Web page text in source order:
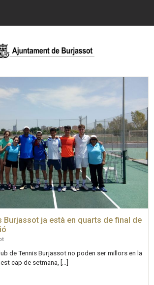
Burjassot ja està en quarts de final de
de Tennis Burjassot no poden ser millors en la
cap de setmana, […]